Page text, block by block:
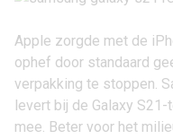
Apple zorgde met de
ophef door standaard
verpakking te stoppen.
levert bij de Galaxy
mee. Beter voor het